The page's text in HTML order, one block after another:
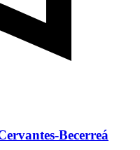
Becerreá